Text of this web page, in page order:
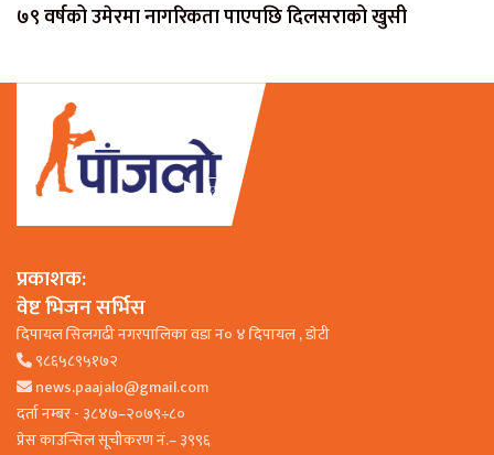
७९ वर्षको उमेरमा नागरिकता पाएपछि दिलसराको खुसी
प्रकाशक:
वेष्ट भिजन सर्भिस
दिपायल सिलगढी नगरपालिका वडा न० ४ दिपायल , डाेटी
९८६५८९५१७२
news.paajalo@gmail.com
दर्ता नम्बर - ३८४७–२०७९÷८०
प्रेस काउन्सिल सूचीकरण नं.– ३९९६